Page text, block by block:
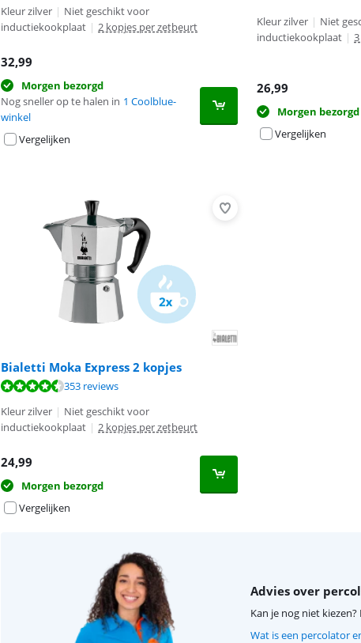
Kleur zilver | Niet geschikt voor
inductiekookplaat | 2 kopjes per zetbeurt
32,99
Morgen bezorgd
Nog sneller op te halen in 1 Coolblue-
winkel
Vergelijken
Kleur zilver | Niet
inductiekookplaat |
26,99
Morgen bezorgd
Vergelijken
Bialetti Moka Express 2 kopjes
Beoordeling is 9,1 van de 10, gebaseerd op 353 reviews.
353 reviews
Kleur zilver | Niet geschikt voor
inductiekookplaat | 2 kopjes per zetbeurt
24,99
Morgen bezorgd
Vergelijken
Advies over
Kan je nog niet
Wat is een percolator